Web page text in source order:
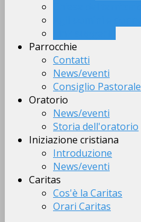
Parrocchie
Contatti
News/eventi
Consiglio Pastorale
Oratorio
News/eventi
Storia dell'oratorio
Iniziazione cristiana
Introduzione
News/eventi
Caritas
Cos'è la Caritas
Orari Caritas